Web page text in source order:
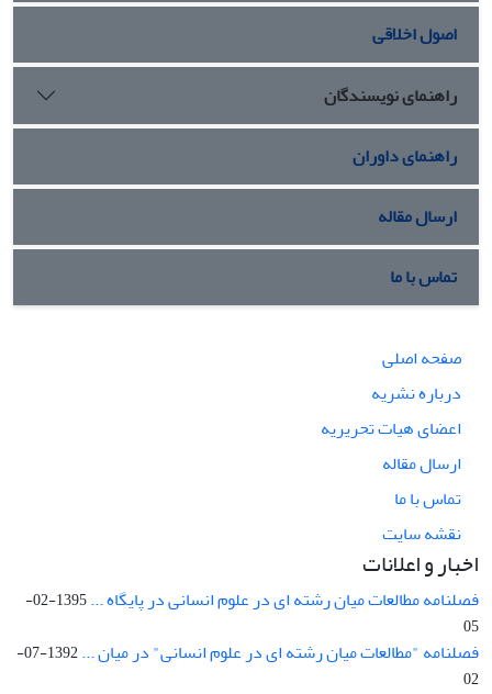
اصول اخلاقی
راهنمای نویسندگان
راهنمای داوران
ارسال مقاله
تماس با ما
صفحه اصلی
درباره نشریه
اعضای هیات تحریریه
ارسال مقاله
تماس با ما
نقشه سایت
اخبار و اعلانات
فصلنامه مطالعات میان رشته ای در علوم انسانی در پایگاه ...
1395-02-
05
فصلنامه "مطالعات میان رشته ای در علوم انسانی" در میان ...
1392-07-
02